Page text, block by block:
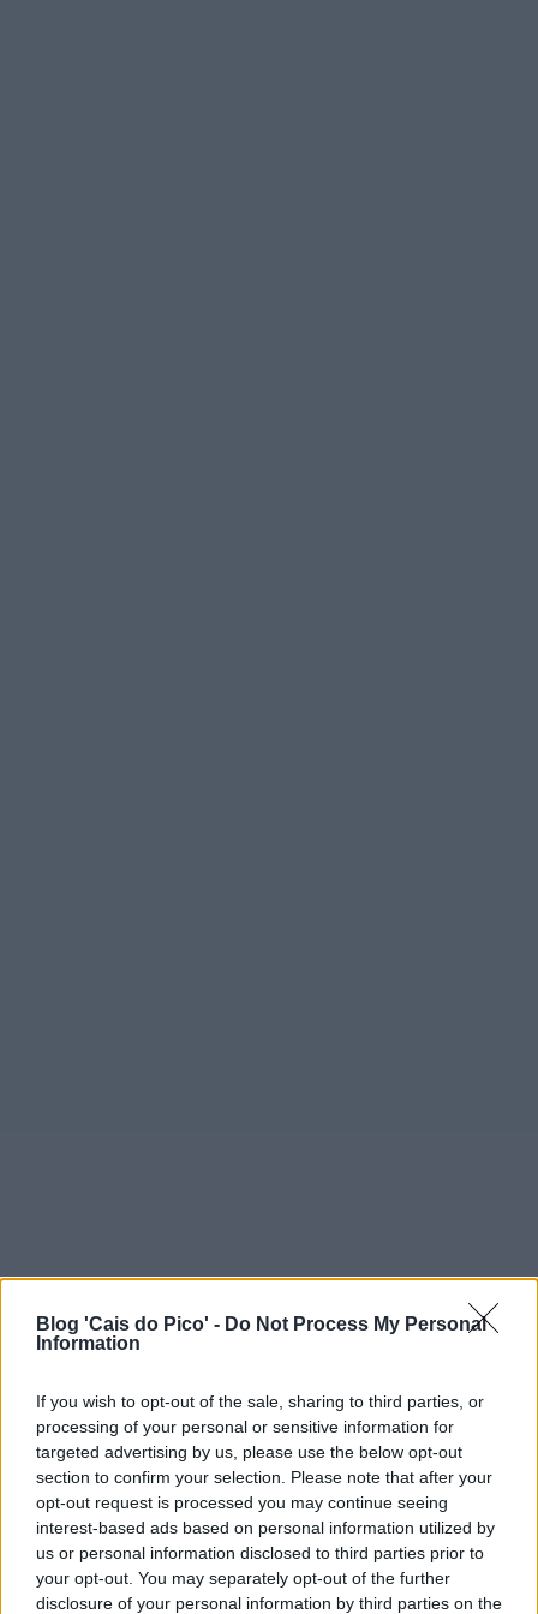
Blog 'Cais do Pico' - Do Not Process My Personal
Information
If you wish to opt-out of the sale, sharing to third parties, or
processing of your personal or sensitive information for
targeted advertising by us, please use the below opt-out
section to confirm your selection. Please note that after your
opt-out request is processed you may continue seeing
interest-based ads based on personal information utilized by
us or personal information disclosed to third parties prior to
your opt-out. You may separately opt-out of the further
disclosure of your personal information by third parties on the